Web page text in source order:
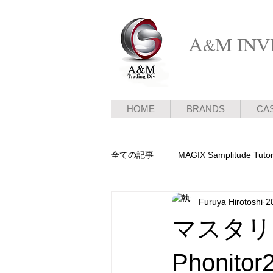
A&M
HOME BRANDS
全ての記事 MAGIX Samplitude
ピアノ新着情報 メディア情報
マスタ
Furuya Hirotoshi